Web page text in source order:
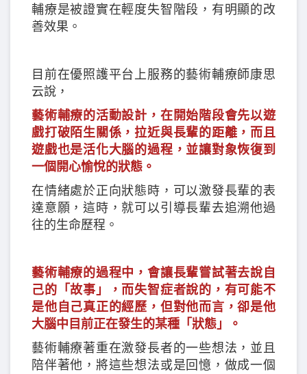
輔療是被證實在輕度失智階段，有明顯的改
善效果。
目前在優照護平台上服務的藝術輔療師康思
云說，
藝術輔療的活動設計，在開始階段會先以遊
戲打破陌生關係，拉近與長輩的距離，而且
遊戲也是活化大腦的過程，並讓對象恢復到
一個開心愉悅的狀態。
在情緒處於正向狀態時，可以激發長輩的表
達意願，這時，就可以引導長輩去追溯他過
往的生命歷程。
藝術輔療的過程中，會讓長輩嘗試著去說自
己的「故事」，而失智症者說的，有可能不
是他自己真正的經歷，但對他而言，卻是他
大腦中目前正在發生的某種「狀態」。
藝術輔療著重在激發長者的一些想法，並且
陪伴著他，將這些想法或是回憶，做成一個